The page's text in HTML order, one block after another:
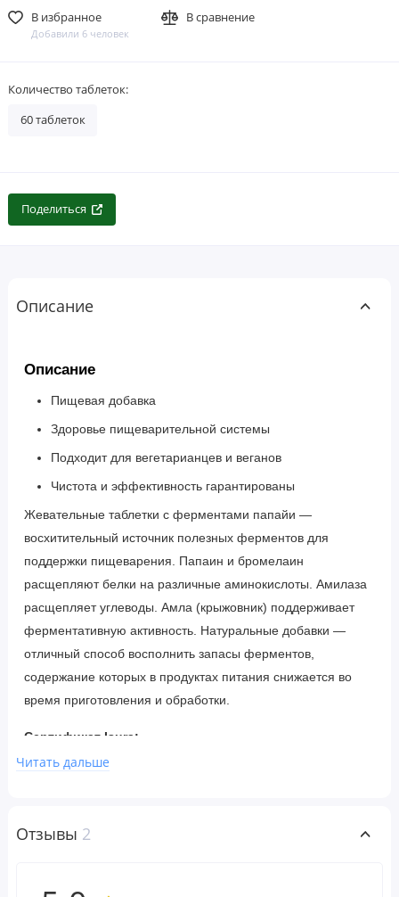
В избранное
Добавили 6 человек
В сравнение
Количество таблеток:
60 таблеток
Поделиться
Описание
Описание
Пищевая добавка
Здоровье пищеварительной системы
Подходит для вегетарианцев и веганов
Чистота и эффективность гарантированы
Жевательные таблетки с ферментами папайи —
восхитительный источник полезных ферментов для
поддержки пищеварения. Папаин и бромелаин
расщепляют белки на различные аминокислоты. Амилаза
расщепляет углеводы. Амла (крыжовник) поддерживает
ферментативную активность. Натуральные добавки —
отличный способ восполнить запасы ферментов,
содержание которых в продуктах питания снижается во
время приготовления и обработки.
Сертификат Isura:
Без ГМО: подтверждено документально ✔
Читать дальше
Отзывы 2